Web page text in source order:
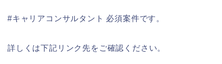
#キャリアコンサルタント 必須案件です。
詳しくは下記リンク先をご確認ください。